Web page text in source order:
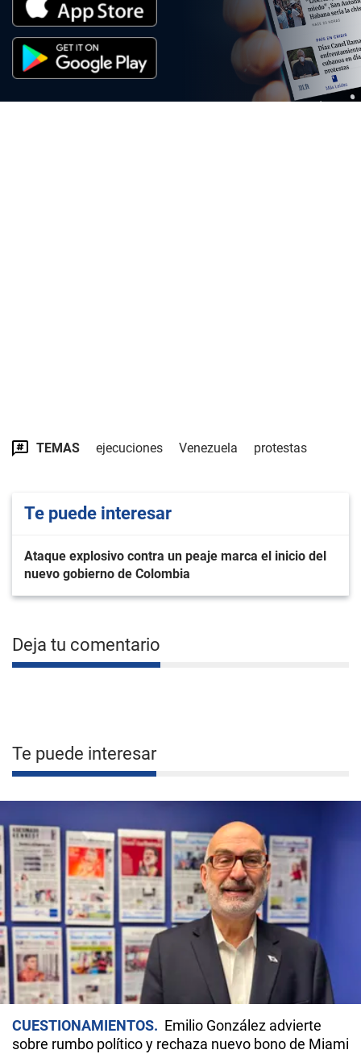
TEMAS ejecuciones Venezuela protestas
Te puede interesar
Ataque explosivo contra un peaje marca el inicio del
nuevo gobierno de Colombia
Deja tu comentario
Te puede interesar
CUESTIONAMIENTOS
Emilio González advierte
sobre rumbo político y rechaza nuevo bono de Miami